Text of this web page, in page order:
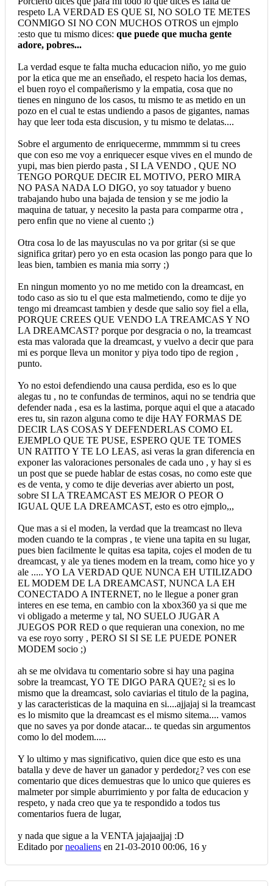
respeto LA VERDAD ES QUE SI, NO SOLO TE METES
CONMIGO SI NO CON MUCHOS OTROS un ejmplo
:esto que tu mismo dices: que puede que mucha gente
adore, pobres...
La verdad esque te falta mucha educacion niño, yo me guio
por la etica que me an enseñado, el respeto hacia los demas,
el buen royo el compañerismo y la empatia, cosa que no
tienes en ninguno de los casos, tu mismo te as metido en un
pozo en el cual te estas undiendo a pasos de gigantes, namas
hay que leer toda esta discusion, y tu mismo te delatas....
Sobre el argumento de enriquecerme, mmmmm si tu crees
que con eso me voy a enriquecer esque vives en el mundo de
yupi, mas bien pierdo pasta , SI LA VENDO , QUE NO
TENGO PORQUE DECIR EL MOTIVO, PERO MIRA
NO PASA NADA LO DIGO, yo soy tatuador y bueno
trabajando hubo una bajada de tension y se me jodio la
maquina de tatuar, y necesito la pasta para comparme otra ,
pero enfin que no viene al cuento ;)
Otra cosa lo de las mayusculas no va por gritar (si se que
significa gritar) pero yo en esta ocasion las pongo para que lo
leas bien, tambien es mania mia sorry ;)
En ningun momento yo no me metido con la dreamcast, en
todo caso as sio tu el que esta malmetiendo, como te dije yo
tengo mi dreamcast tambien y desde que salio soy fiel a ella,
PORQUE CREES QUE VENDO LA TREAMCAS Y NO
LA DREAMCAST? porque por desgracia o no, la treamcast
esta mas valorada que la dreamcast, y vuelvo a decir que para
mi es porque lleva un monitor y piya todo tipo de region ,
punto.
Yo no estoi defendiendo una causa perdida, eso es lo que
alegas tu , no te confundas de terminos, aqui no se tendria que
defender nada , esa es la lastima, porque aqui el que a atacado
eres tu, sin razon alguna como te dije HAY FORMAS DE
DECIR LAS COSAS Y DEFENDERLAS COMO EL
EJEMPLO QUE TE PUSE, ESPERO QUE TE TOMES
UN RATITO Y TE LO LEAS, asi veras la gran diferencia en
exponer las valoraciones personales de cada uno , y hay si es
un post que se puede hablar de estas cosas, no como este que
es de venta, y como te dije deverias aver abierto un post,
sobre SI LA TREAMCAST ES MEJOR O PEOR O
IGUAL QUE LA DREAMCAST, esto es otro ejmplo,,,
Que mas a si el moden, la verdad que la treamcast no lleva
moden cuando te la compras , te viene una tapita en su lugar,
pues bien facilmente le quitas esa tapita, cojes el moden de tu
dreamcast, y ale ya tienes modem en la tream, como hice yo y
ale ..... YO LA VERDAD QUE NUNCA EH UTILIZADO
EL MODEM DE LA DREAMCAST, NUNCA LA EH
CONECTADO A INTERNET, no le llegue a poner gran
interes en ese tema, en cambio con la xbox360 ya si que me
vi obligado a meterme y tal, NO SUELO JUGAR A
JUEGOS POR RED o que requieran una conexion, no me
va ese royo sorry , PERO SI SI SE LE PUEDE PONER
MODEM socio ;)
ah se me olvidava tu comentario sobre si hay una pagina
sobre la treamcast, YO TE DIGO PARA QUE?¿ si es lo
mismo que la dreamcast, solo caviarias el titulo de la pagina,
y las caracteristicas de la maquina en si....ajjajaj si la treamcast
es lo mismito que la dreamcast es el mismo sitema.... vamos
que no saves ya por donde atacar... te quedas sin argumentos
como lo del modem.....
Y lo ultimo y mas significativo, quien dice que esto es una
batalla y deve de haver un ganador y perdedor¿? ves con ese
comentario que dices demuestras que lo unico que quieres es
malmeter por simple aburrimiento y por falta de educacion y
respeto, y nada creo que ya te respondido a todos tus
comentarios fuera de lugar,
y nada que sigue a la VENTA jajajaajjaj :D
Editado porneoaliens en 21-03-2010 00:06, 16 y